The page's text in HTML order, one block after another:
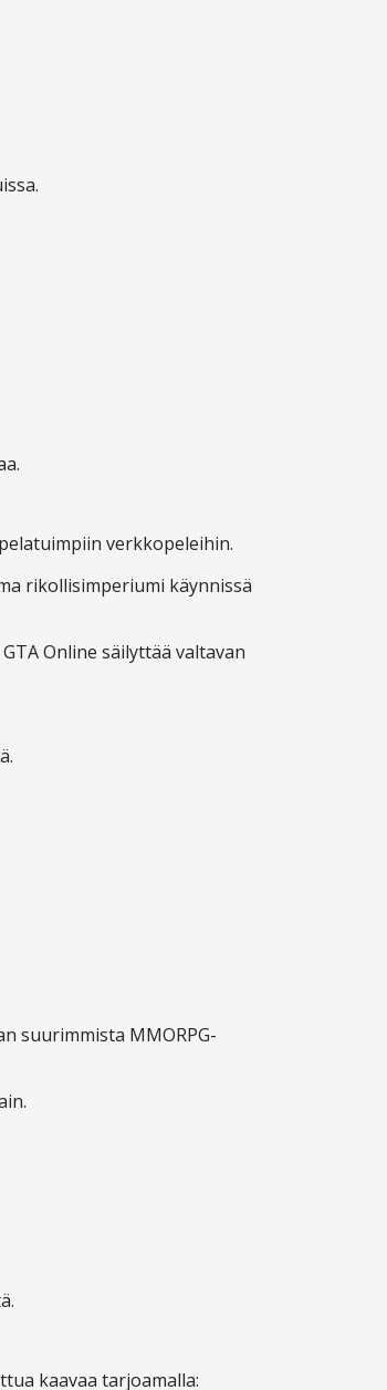
verkkopeleihin.
rikollisimperiumi käynnissä
Online säilyttää valtavan
suurimmista MMORPG-
kaavaa tarjoamalla: